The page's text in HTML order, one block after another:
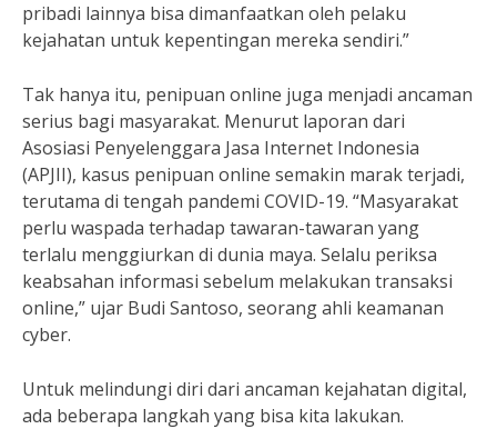
pribadi lainnya bisa dimanfaatkan oleh pelaku
kejahatan untuk kepentingan mereka sendiri.”
Tak hanya itu, penipuan online juga menjadi ancaman
serius bagi masyarakat. Menurut laporan dari
Asosiasi Penyelenggara Jasa Internet Indonesia
(APJII), kasus penipuan online semakin marak terjadi,
terutama di tengah pandemi COVID-19. “Masyarakat
perlu waspada terhadap tawaran-tawaran yang
terlalu menggiurkan di dunia maya. Selalu periksa
keabsahan informasi sebelum melakukan transaksi
online,” ujar Budi Santoso, seorang ahli keamanan
cyber.
Untuk melindungi diri dari ancaman kejahatan digital,
ada beberapa langkah yang bisa kita lakukan.